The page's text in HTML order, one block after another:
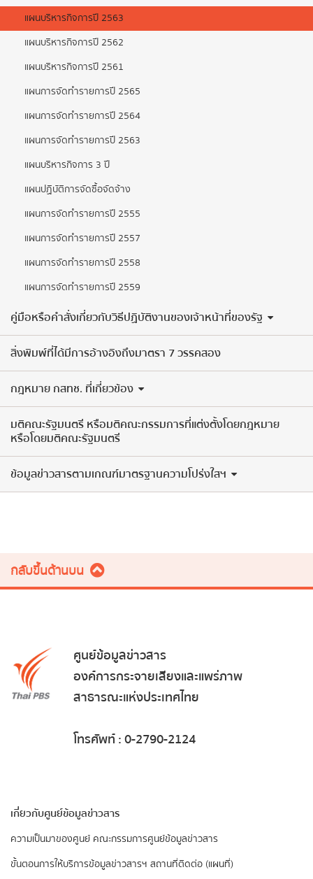
แผนบริหารกิจการปี 2563
แผนบริหารกิจการปี 2562
แผนบริหารกิจการปี 2561
แผนการจัดทำรายการปี 2565
แผนการจัดทำรายการปี 2564
แผนการจัดทำรายการปี 2563
แผนบริหารกิจการ 3 ปี
แผนปฏิบัติการจัดซื้อจัดจ้าง
แผนการจัดทำรายการปี 2555
แผนการจัดทำรายการปี 2557
แผนการจัดทำรายการปี 2558
แผนการจัดทำรายการปี 2559
คู่มือหรือคำสั่งเกี่ยวกับวิธีปฏิบัติงานของเจ้าหน้าที่ของรัฐ
สิ่งพิมพ์ที่ได้มีการอ้างอิงถึงมาตรา 7 วรรคสอง
กฎหมาย กสทช. ที่เกี่ยวข้อง
มติคณะรัฐมนตรี หรือมติคณะกรรมการที่แต่งตั้งโดยกฎหมาย
หรือโดยมติคณะรัฐมนตรี
ข้อมูลข่าวสารตามเกณฑ์มาตรฐานความโปร่งใสฯ
กลับขึ้นด้านบน
ศูนย์ข้อมูลข่าวสาร
องค์การกระจายเสียงและแพร่ภาพ
สาธารณะแห่งประเทศไทย
โทรศัพท์ : 0-2790-2124
เกี่ยวกับศูนย์ข้อมูลข่าวสาร
ความเป็นมาของศูนย์ คณะกรรมการศูนย์ข้อมูลข่าวสาร
ขั้นตอนการให้บริการข้อมูลข่าวสารฯ สถานที่ติดต่อ (แผนที่)